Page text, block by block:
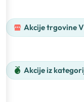
Akcije trgovine
Akcije iz